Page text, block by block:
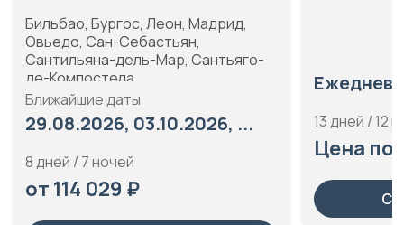
Бургос, Леон, Мадрид,
Сан-Себастьян,
дель-Мар, Сантьяго-
Компостела
даты
03.10.2026, ...
дней / 7 ночей
114 029 ₽
13 дней / 12 ночей
Цена по